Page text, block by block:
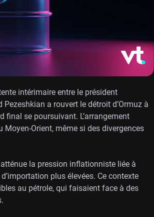
intérimaire entre le président
a rouvert le détroit d’Ormuz à
final se poursuivant. L’arrangement
Orient, même si des divergences
la pression inflationniste liée à
plus élevées. Ce contexte
au pétrole, qui faisaient face à des